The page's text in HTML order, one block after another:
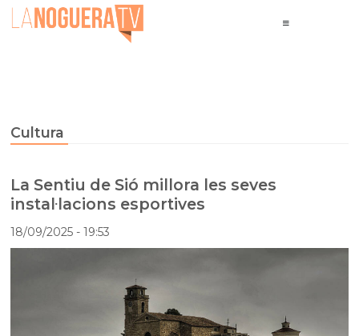
Cultura
La Sentiu de Sió millora les seves
instal·lacions esportives
18/09/2025- 19:53